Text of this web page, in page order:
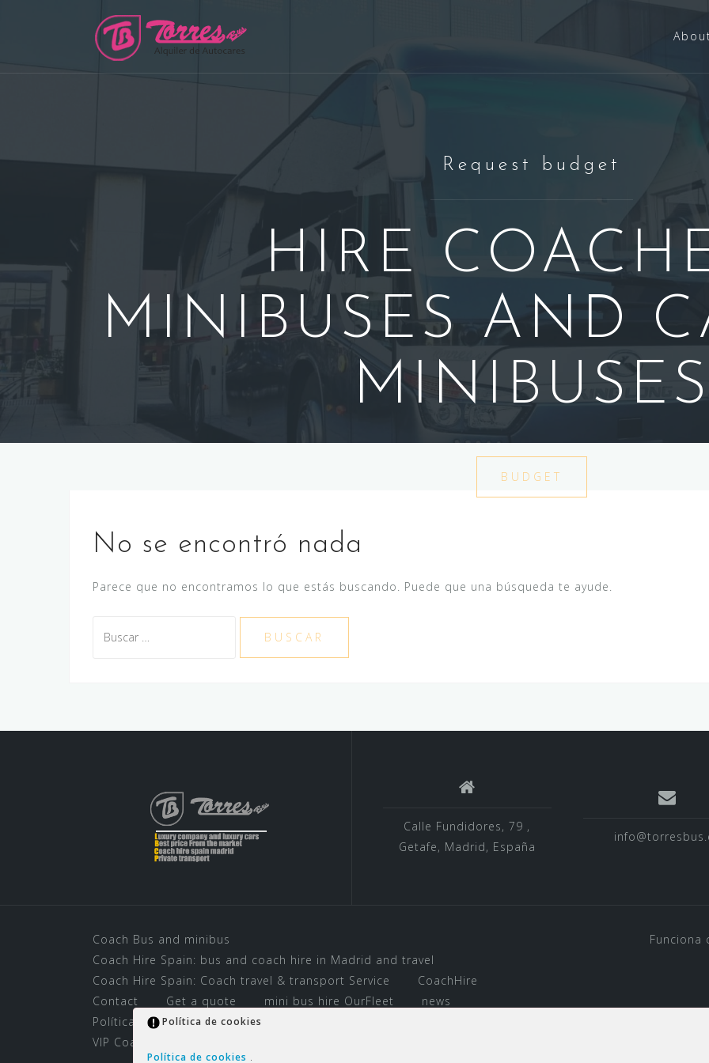
Request budget
HIRE
MINIBUSES AND
BUDGET
No se encontró nada
Parece que no encontramos lo que estás buscando. Puede que una búsqueda te ayude.
Calle Fundidores, 79 ,
Getafe, Madrid, España
Coach Bus and minibus
Coach Hire Spain: bus and coach hire in Madrid and travel
Coach Hire Spain: Coach travel & transport Service
CoachHire
Contact
Get a quote mini bus hire OurFleet
news
Política de cookies
Rent a Bus for Madrid Airport Transfer
VIP Coach Hire in Madrid
Funciona
Política de cookies
Política de cookies .